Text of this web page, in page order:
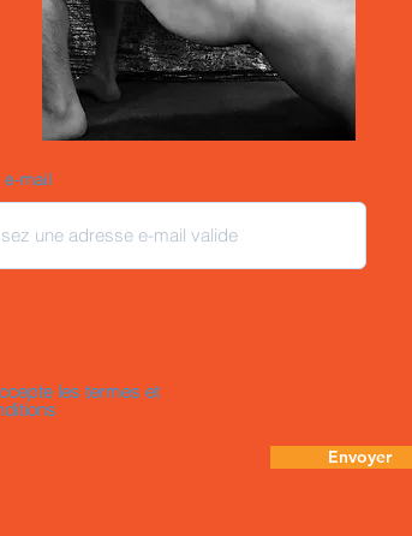
mail
les termes et
Envoyer